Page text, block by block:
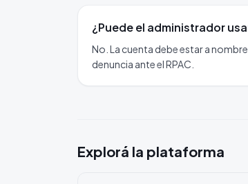
¿Puede el administrador
No. La cuenta debe estar a
denuncia ante el RPAC.
Explorá la plataforma